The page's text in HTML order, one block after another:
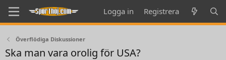
Logga in Registrera
Överflödiga Diskussioner
Ska man vara orolig för USA?